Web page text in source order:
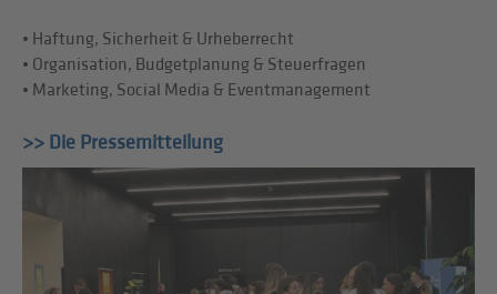
• Haftung, Sicherheit & Urheberrecht
• Organisation, Budgetplanung & Steuerfragen
• Marketing, Social Media & Eventmanagement
>> Die Pressemitteilung